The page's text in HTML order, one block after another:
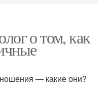
о том, как
— какие они?